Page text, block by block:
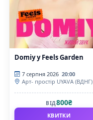
Domiy у Feels Garden
7 серпня 2026 20:00
Арт- простір UYAVA (ВДНГ)
ВІД800₴
КВИТКИ